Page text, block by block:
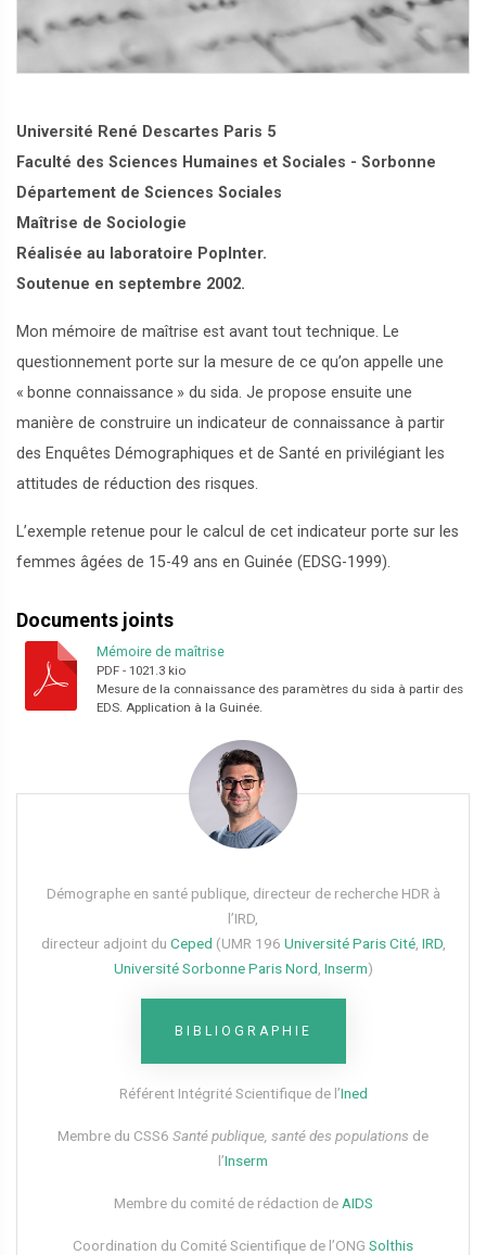
Université René Descartes Paris 5
Faculté des Sciences Humaines et Sociales - Sorbonne
Département de Sciences Sociales
Maîtrise de Sociologie
Réalisée au laboratoire PopInter.
Soutenue en septembre 2002.
Mon mémoire de maîtrise est avant tout technique. Le
questionnement porte sur la mesure de ce qu’on appelle une
« bonne connaissance » du sida. Je propose ensuite une
manière de construire un indicateur de connaissance à partir
des Enquêtes Démographiques et de Santé en privilégiant les
attitudes de réduction des risques.
L’exemple retenue pour le calcul de cet indicateur porte sur les
femmes âgées de 15-49 ans en Guinée (EDSG-1999).
Documents joints
Mémoire de maîtrise
PDF - 1021.3 kio
Mesure de la connaissance des paramètres du sida à partir des
EDS. Application à la Guinée.
Démographe en santé publique, directeur de recherche HDR à
l’IRD,
directeur adjoint du Ceped (UMR 196 Université Paris Cité, IRD,
Université Sorbonne Paris Nord Inserm)
BIBLIOGRAPHIE
Référent Intégrité Scientifique de l’Ined
Membre du CSS6​ Santé publique, santé des populations de
l’Inserm
Membre du comité de rédaction de AIDS
Coordination du Comité Scientifique de l’ONG Solthis